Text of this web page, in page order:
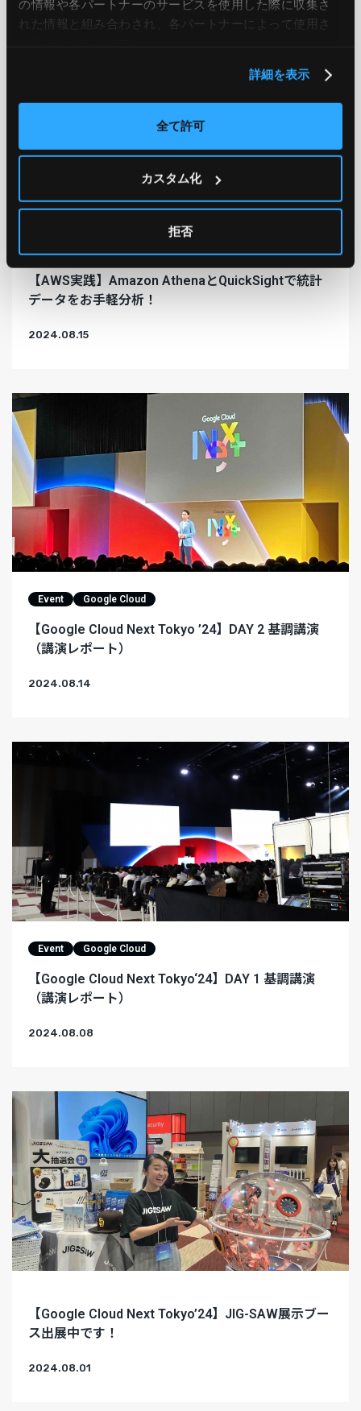
の情報や各パートナーのサービスを使用した際に収集さ
れた情報と組み合わされ、各パートナーによって使用さ
詳細を表示
全て許可
カスタム化
拒否
【AWS実践】Amazon AthenaとQuickSightで統計
データをお手軽分析！
2024.08.15
Event Google Cloud
【Google Cloud Next Tokyo ’24】DAY 2 基調講演
（講演レポート）
2024.08.14
Event Google Cloud
【Google Cloud Next Tokyo‘24】DAY 1 基調講演
（講演レポート）
2024.08.08
【Google Cloud Next Tokyo’24】JIG-SAW展示ブー
ス出展中です！
2024.08.01